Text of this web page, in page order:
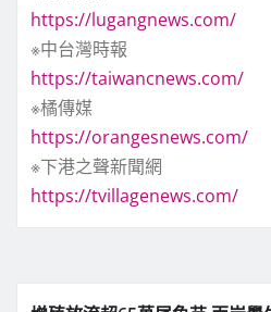
https://lugangnews.com/
※中台灣時報
https://taiwancnews.com/
※橘傳媒
https://orangesnews.com/
※下港之聲新聞網
https://tvillagenews.com/